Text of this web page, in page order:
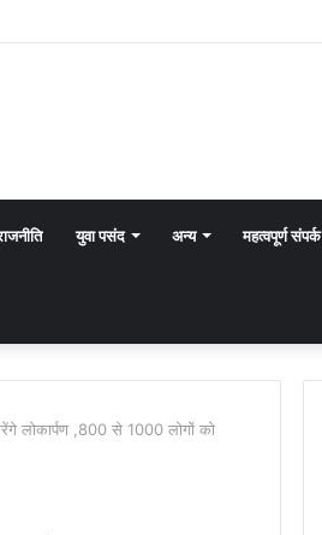
युवा पसंद अन्य महत्वपूर्ण संपर्क
लोकार्पण ,800 से 1000 लोगों को